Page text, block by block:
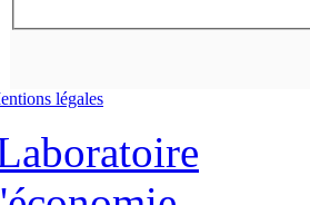
légales